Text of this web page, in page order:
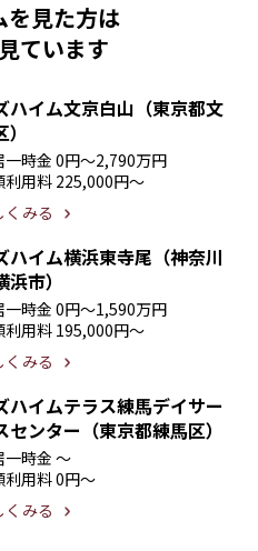
を見た方は
ています
ハイム文京白山（東京都文
一時金 0円〜2,790万円
利用料 225,000円〜
くみる
ハイム横浜東寺尾（神奈川
浜市）
一時金 0円〜1,590万円
利用料 195,000円〜
くみる
ハイムテラス練馬デイサー
センター（東京都練馬区）
一時金 〜
利用料0円〜
くみる